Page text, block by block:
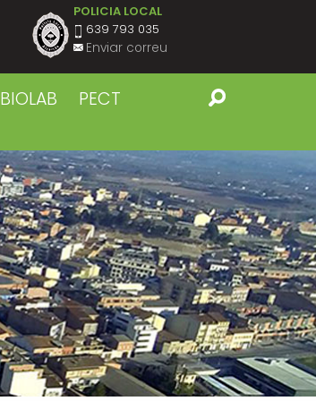
POLICIA LOCAL
639 793 035
Enviar correu
BIOLAB
PECT